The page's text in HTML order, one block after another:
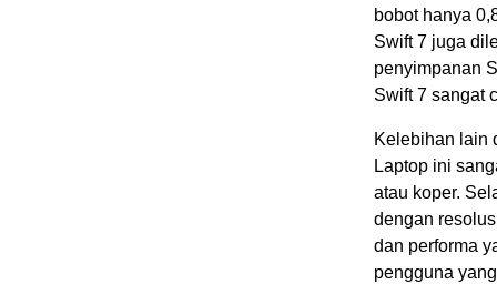
bobot hanya
Swift 7 juga
penyimpanan
Swift 7 sangat
Kelebihan lain
Laptop ini
atau koper.
dengan
dan performa
pengguna